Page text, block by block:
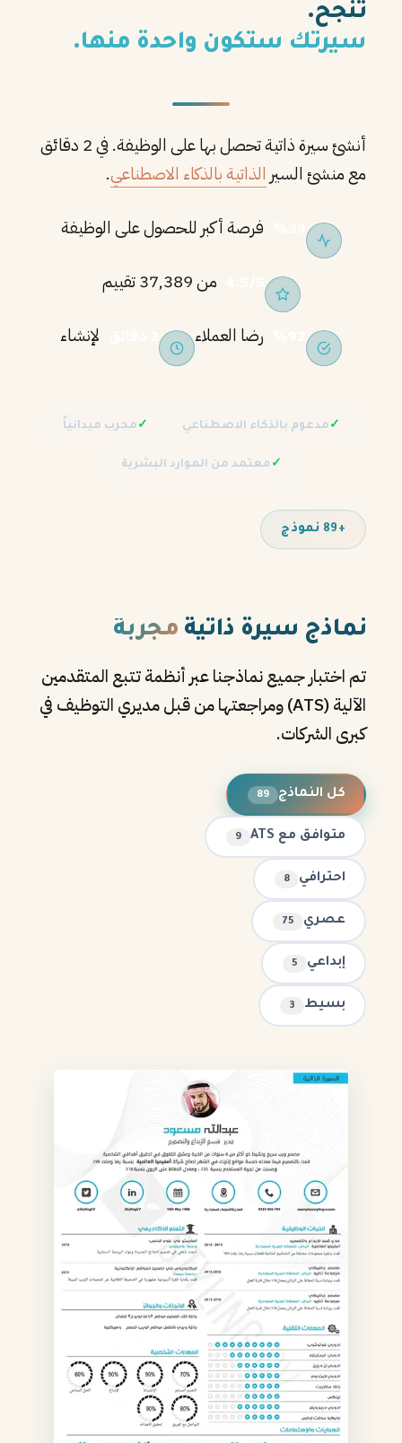
تنجح.
سيرتك ستكون واحدة منها.
أنشئ سيرة ذاتية تحصل بها على الوظيفة. في 2 دقائق
مع منشئ السير الذاتية بالذكاء الاصطناعي.
فرصة أكبر للحصول على الوظيفة
من 37,389 تقييم
رضا العملاء لإنشاء
✓ مدعوم بالذكاء الاصطناعي ✓ مجرب ميدانياً
✓ معتمد من الموارد البشرية
+89 نموذج
نماذج سيرة ذاتية مجربة
تم اختبار جميع نماذجنا عبر أنظمة تتبع المتقدمين
الآلية (ATS) ومراجعتها من قبل مديري التوظيف في
كبرى الشركات.
كل النماذج 89
متوافق مع ATS 9
احترافي 8
عصري 75
إبداعي 5
بسيط 3